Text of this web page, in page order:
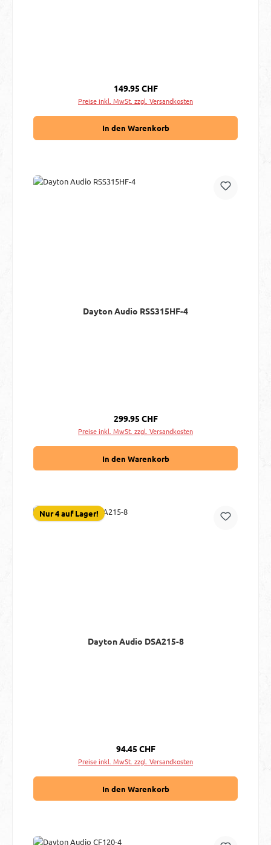
Regulärer Preis:
149.95 CHF
Preise inkl. MwSt. zzgl. Versandkosten
In den Warenkorb
Dayton Audio RSS315HF-4
Regulärer Preis:
299.95 CHF
Preise inkl. MwSt. zzgl. Versandkosten
In den Warenkorb
Nur 4 auf Lager!
Dayton Audio DSA215-8
Regulärer Preis:
94.45 CHF
Preise inkl. MwSt. zzgl. Versandkosten
In den Warenkorb